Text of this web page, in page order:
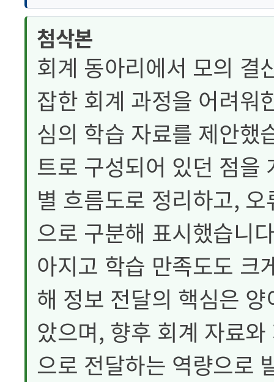
첨삭본
회계 동아리에서 모의 결
잡한 회계 과정을 어려워
심의 학습 자료를 제안했
트로 구성되어 있던 점을
별 흐름도로 정리하고,
으로 구분해 표시했습니
아지고 학습 만족도도 크
해 정보 전달의 핵심은
았으며, 향후 회계 자료
으로 전달하는 역량으로